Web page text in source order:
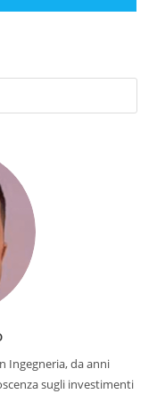
Ingegneria, da anni
sugli investimenti